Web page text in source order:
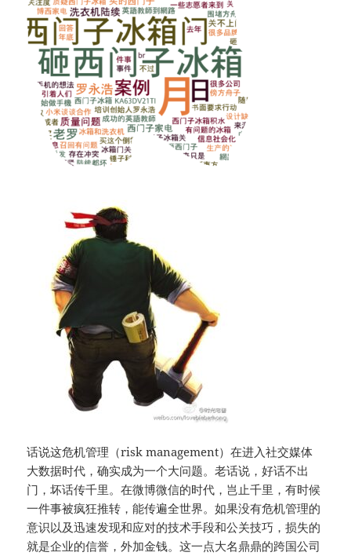
话说这危机管理（risk management）在进入社交媒体
大数据时代，确实成为一个大问题。老话说，好话不出
门，坏话传千里。在微博微信的时代，岂止千里，有时候
一件事被疯狂推转，能传遍全世界。如果没有危机管理的
意识以及迅速发现和应对的技术手段和公关技巧，损失的
就是企业的信誉，外加金钱。这一点大名鼎鼎的跨国公司